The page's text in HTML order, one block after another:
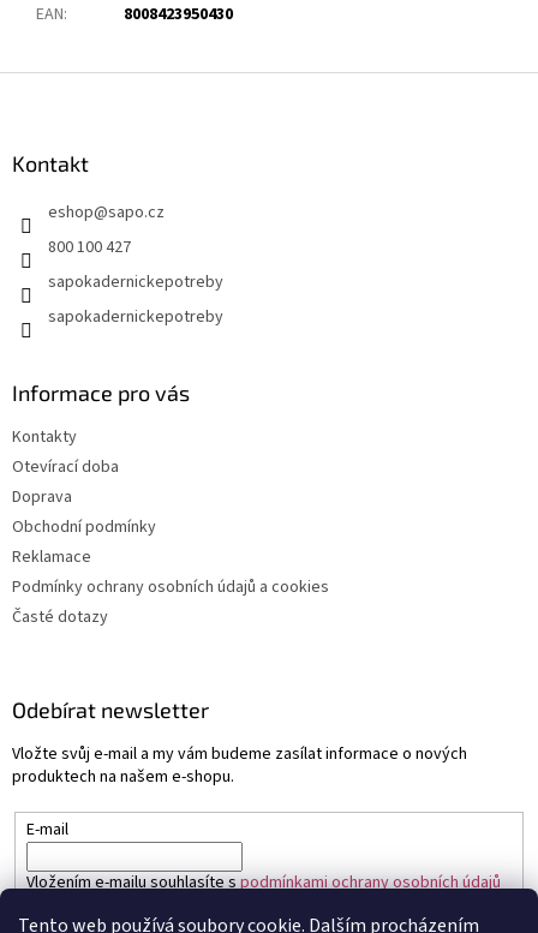
Tento web používá soubory cookie. Dalším procházením
EAN: 8008423950430
Kontakt
eshop@sapo.cz
800 100 427
sapokadernickepotreby
sapokadernickepotreby
Informace pro vás
Kontakty
Otevírací doba
Doprava
Obchodní podmínky
Reklamace
Podmínky ochrany osobních údajů a cookies
Časté dotazy
Odebírat newsletter
Vložte svůj e-mail a my vám budeme zasílat informace o nových
produktech na našem e-shopu.
E-mail
Vložením e-mailu souhlasíte spodmínkami ochrany osobních údajů